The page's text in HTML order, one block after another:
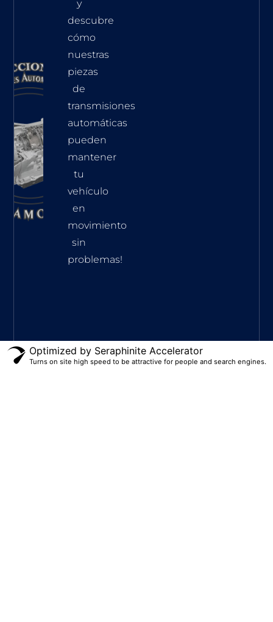
y
descubre
cómo
nuestras
piezas
de
transmisiones
automáticas
pueden
mantener
tu
vehículo
en
movimiento
sin
problemas!
Optimized by Seraphinite Accelerator
Turns on site high speed to be attractive for people and search engines.